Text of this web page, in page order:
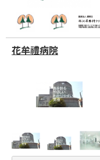
花牟禮病院